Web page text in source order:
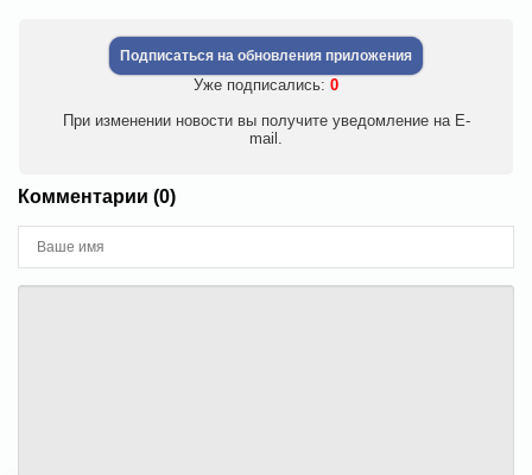
Подписаться на обновления приложения
Уже подписались: 0
При изменении новости вы получите уведомление на E-
mail.
Комментарии (0)